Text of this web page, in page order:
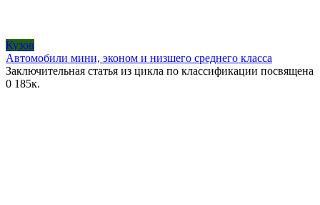
Кузов
Автомобили мини, эконом и низшего среднего класса
Заключительная статья из цикла по классификации посвящена
0 185к.